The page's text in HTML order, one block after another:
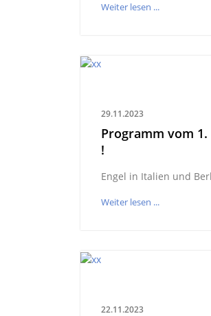
Weiter lesen ...
29.11.2023
Programm vom 1.
!
Engel in Italien und
Weiter lesen ...
22.11.2023